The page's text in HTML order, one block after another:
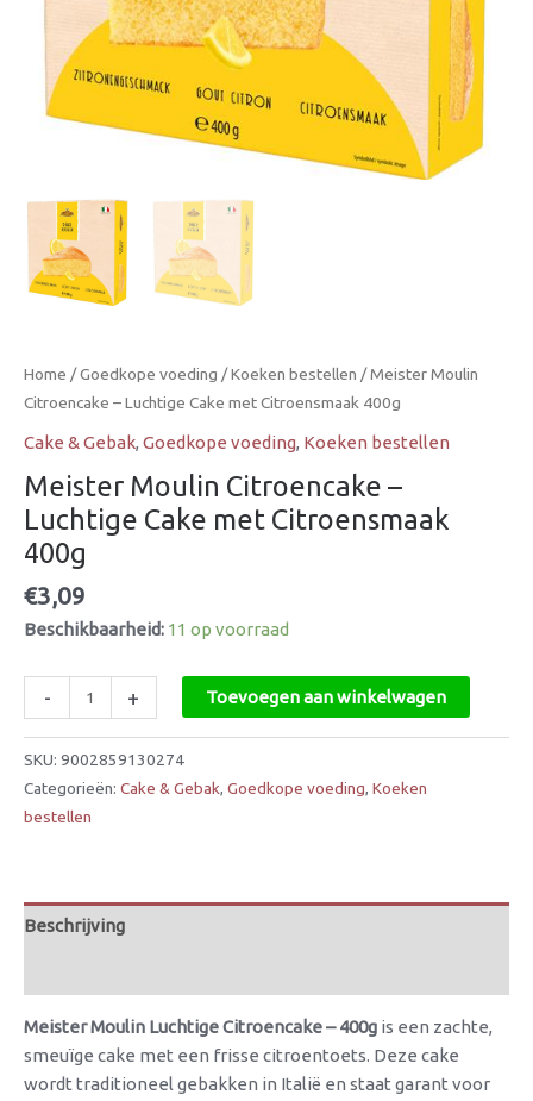
Home /Goedkope voeding /Koeken bestellen / Meister Moulin
Citroencake – Luchtige Cake met Citroensmaak 400g
Cake & Gebak, Goedkope voeding, Koeken bestellen
Meister Moulin Citroencake –
Luchtige Cake met Citroensmaak
400g
€3,09
Beschikbaarheid: 11 op voorraad
- + Toevoegen aan winkelwagen
SKU: 9002859130274
Categorieën: Cake & Gebak, Goedkope voeding, Koeken
bestellen
Beschrijving
Meister Moulin Luchtige Citroencake – 400g is een zachte,
smeuïge cake met een frisse citroentoets. Deze cake
wordt traditioneel gebakken in Italië en staat garant voor